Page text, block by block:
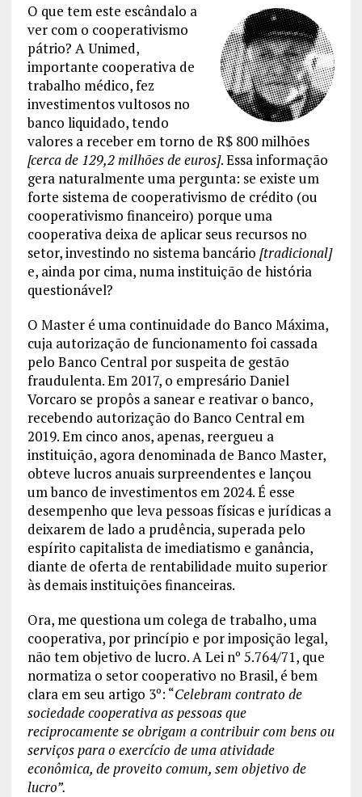
O que tem este escândalo a
ver com o cooperativismo
pátrio? A Unimed,
importante cooperativa de
trabalho médico, fez
investimentos vultosos no
banco liquidado, tendo
valores a receber em torno de R$ 800 milhões
[cerca de 129,2 milhões de euros]. Essa informação
gera naturalmente uma pergunta: se existe um
forte sistema de cooperativismo de crédito (ou
cooperativismo financeiro) porque uma
cooperativa deixa de aplicar seus recursos no
setor, investindo no sistema bancário [tradicional]
e, ainda por cima, numa instituição de história
questionável?
O Master é uma continuidade do Banco Máxima,
cuja autorização de funcionamento foi cassada
pelo Banco Central por suspeita de gestão
fraudulenta. Em 2017, o empresário Daniel
Vorcaro se propôs a sanear e reativar o banco,
recebendo autorização do Banco Central em
2019. Em cinco anos, apenas, reergueu a
instituição, agora denominada de Banco Master,
obteve lucros anuais surpreendentes e lançou
um banco de investimentos em 2024. É esse
desempenho que leva pessoas físicas e jurídicas a
deixarem de lado a prudência, superada pelo
espírito capitalista de imediatismo e ganância,
diante de oferta de rentabilidade muito superior
às demais instituições financeiras.
Ora, me questiona um colega de trabalho, uma
cooperativa, por princípio e por imposição legal,
não tem objetivo de lucro. A Lei nº 5.764/71, que
normatiza o setor cooperativo no Brasil, é bem
clara em seu artigo 3º: “Celebram contrato de
sociedade cooperativa as pessoas que
reciprocamente se obrigam a contribuir com bens ou
serviços para o exercício de uma atividade
econômica, de proveito comum, sem objetivo de
lucro”.